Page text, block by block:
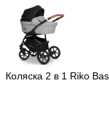
Коляска 2 в 1 Riko